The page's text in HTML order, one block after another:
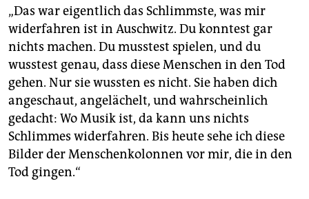
„Das war eigentlich das Schlimmste, was mir
widerfahren ist in Auschwitz. Du konntest gar
nichts machen. Du musstest spielen, und du
wusstest genau, dass diese Menschen in den Tod
gehen. Nur sie wussten es nicht. Sie haben dich
angeschaut, angelächelt, und wahrscheinlich
gedacht: Wo Musik ist, da kann uns nichts
Schlimmes widerfahren. Bis heute sehe ich diese
Bilder der Menschenkolonnen vor mir, die in den
Tod gingen.“